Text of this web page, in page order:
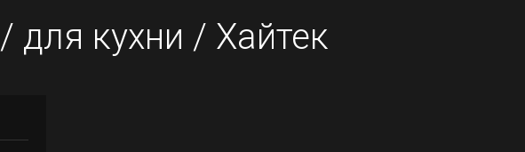
/ для кухни / Хайтек